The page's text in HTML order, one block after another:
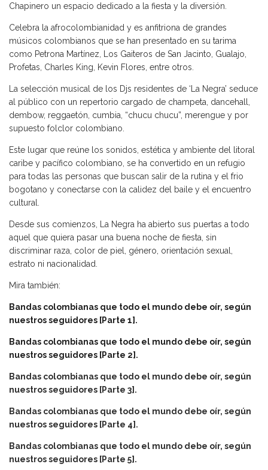
Chapinero un espacio dedicado a la fiesta y la diversión.
Celebra la afrocolombianidad y es anfitriona de grandes
músicos colombianos que se han presentado en su tarima
como Petrona Martínez, Los Gaiteros de San Jacinto, Gualajo,
Profetas, Charles King, Kevin Flores, entre otros.
La selección musical de los Djs residentes de ‘La Negra’ seduce
al público con un repertorio cargado de champeta, dancehall,
dembow, reggaetón, cumbia, “chucu chucu”, merengue y por
supuesto folclor colombiano.
Este lugar que reúne los sonidos, estética y ambiente del litoral
caribe y pacífico colombiano, se ha convertido en un refugio
para todas las personas que buscan salir de la rutina y el frio
bogotano y conectarse con la calidez del baile y el encuentro
cultural.
Desde sus comienzos, La Negra ha abierto sus puertas a todo
aquel que quiera pasar una buena noche de fiesta, sin
discriminar raza, color de piel, género, orientación sexual,
estrato ni nacionalidad.
Mira también:
Bandas colombianas que todo el mundo debe oír, según
nuestros seguidores [Parte 1].
Bandas colombianas que todo el mundo debe oír, según
nuestros seguidores [Parte 2].
Bandas colombianas que todo el mundo debe oír, según
nuestros seguidores [Parte 3].
Bandas colombianas que todo el mundo debe oír, según
nuestros seguidores [Parte 4].
Bandas colombianas que todo el mundo debe oír, según
nuestros seguidores [Parte 5].